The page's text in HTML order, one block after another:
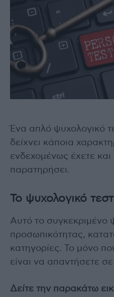
Ένα απλό ψυχολογικό
δείχνει κάποια
ενδεχομένως έχετε και
παρατηρήσει.
To ψυχολογικό
Αυτό το συγκεκριμένο
προσωπικότητας,
κατηγορίες. Το μόνο
είναι να απαντήσετε
Δείτε την παρακάτω